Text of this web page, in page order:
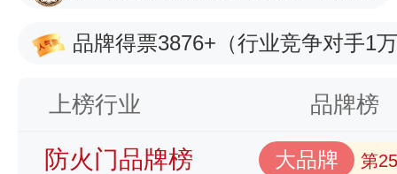
品牌得票3876+ （行业竞争对手1
上榜行业 品牌榜
防火门品牌榜 大品牌 第